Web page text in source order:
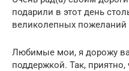
подарили в этот день
великолепных пожеланий
Любимые мои, я дорожу
поддержкой. Так,